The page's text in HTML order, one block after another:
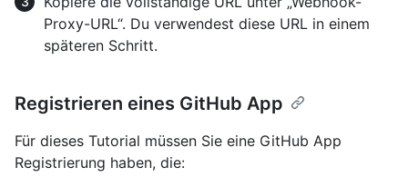
Proxy-URL“. Du verwendest diese URL in einem
späteren Schritt.
Registrieren eines GitHub App
Für dieses Tutorial müssen Sie eine GitHub App
Registrierung haben, die: